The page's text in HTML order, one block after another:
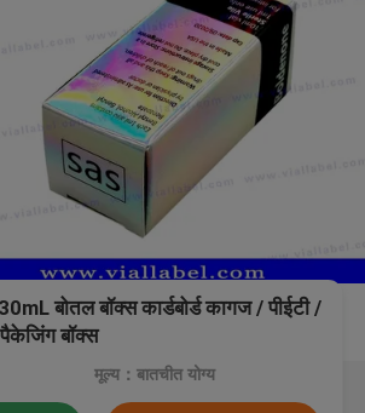
बोतल बॉक्स कार्डबोर्ड कागज / पीईटी /
पैकेजिंग बॉक्स
मूल्य：बातचीत योग्य